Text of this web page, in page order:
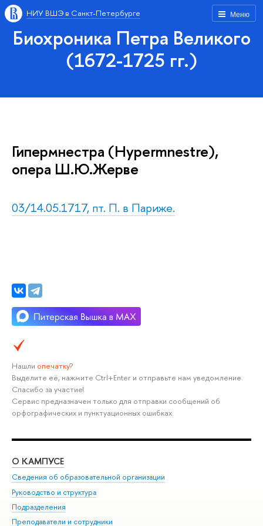
Меню
НИУ ВШЭ в Санкт-Петербурге
Биохроника Петра Великого
(1672-1725 гг.)
Гипермнестра (Hypermnestre),
опера Ш.Ю.Жерве
03/14.05.1717, пт. П. в Париже.
Нашли опечатку?
Выделите её, нажмите Ctrl+Enter и отправьте нам уведомление.
Спасибо за участие!
Сервис предназначен только для отправки сообщений об
орфографических и пунктуационных ошибках.
О КАМПУСЕ
Сведения об образовательной организации
Руководство и структура
Подразделения
Преподаватели и сотрудники